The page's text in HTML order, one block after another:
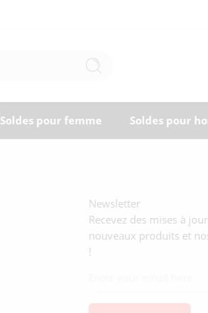
Soldes pour femme Soldes pour
Newsletter
Recevez des mises à
nouveaux produits et
!